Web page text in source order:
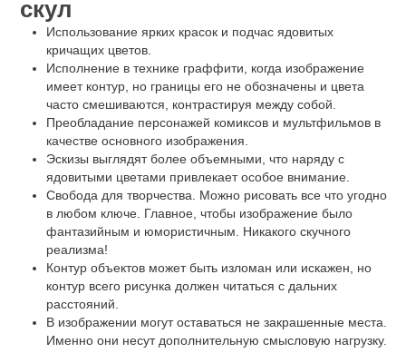
скул
Использование ярких красок и подчас ядовитых
кричащих цветов.
Исполнение в технике граффити, когда изображение
имеет контур, но границы его не обозначены и цвета
часто смешиваются, контрастируя между собой.
Преобладание персонажей комиксов и мультфильмов в
качестве основного изображения.
Эскизы выглядят более объемными, что наряду с
ядовитыми цветами привлекает особое внимание.
Свобода для творчества. Можно рисовать все что угодно
в любом ключе. Главное, чтобы изображение было
фантазийным и юмористичным. Никакого скучного
реализма!
Контур объектов может быть изломан или искажен, но
контур всего рисунка должен читаться с дальних
расстояний.
В изображении могут оставаться не закрашенные места.
Именно они несут дополнительную смысловую нагрузку.